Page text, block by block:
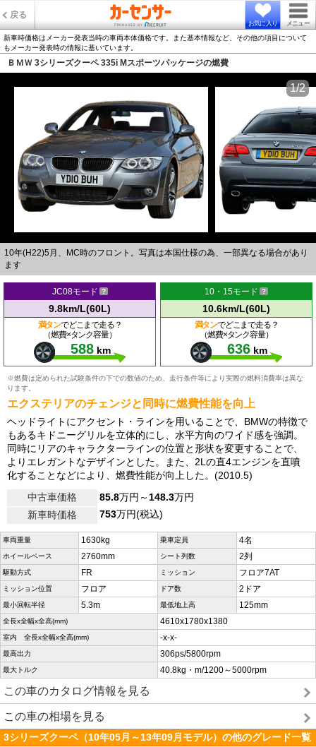
戻る
お気に入り メニュー
新車時価格はメーカー発表当時の車両本体価格です。また基本情報など、その他の項目について
もメーカー発表時の情報に基いています。
ＢＭＷ 3シリーズクーペ 335i Mスポーツパッケージの燃費
10年(H22)5月、MC時のフロント。写真は本国仕様の為、一部異なる場合があり
ます
1/2
JC08モード
9.8km/L(60L)
満タンでどこまで走る？
（燃費×タンク容量）
588 km
10・15モード
10.6km/L(60L)
満タンでどこまで走る？
（燃費×タンク容量）
636 km
※燃費は定められた試験条件の下での数値のため、走行条件等により実際の燃料消費率は異な
ります。
エクステリアのチェンジと同時に燃費性能を向上
ヘッドライトにアクセント・ラインを用いることで、BMWの特徴で
もあるキドニーグリルを立体的にし、水平方向のワイド感を強調。
同時にリアのキャラクターラインの位置と形状を変更することで、
よりエレガントなデザインとした。また、2Lの直4エンジンを直噴
化することなどにより、燃費性能が向上した。(2010.5)
中古車価格
85.8万円～148.3万円
新車時価格
753万円(税込)
車両重量 1630kg 乗車定員 4名
ホイールベース 2760mm シート列数 2列
駆動方式 FR ミッション フロア7AT
ミッション位置 フロア ドア数 2ドア
最小回転半径 5.3m 最低地上高 125mm
全長x全幅x全高(mm) 4610x1780x1380
室内 全長x全幅x全高(mm) -x-x-
最高出力 306ps/5800rpm
最大トルク 40.8kg・m/1200～5000rpm
この車のカタログ情報を見る
この車の相場を見る
3シリーズクーペ（10年05月～13年09月モデル）の他のグレード一覧